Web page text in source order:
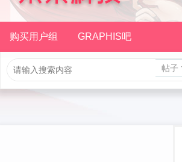
购买用户组 GRAPHIS吧
帖子